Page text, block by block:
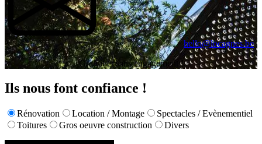
hello@locagnes.be
Gratuit et sans engagement !
Ils nous font confiance !
Rénovation Location / Montage
Spectacles / Evènementiel
Toitures
Gros oeuvre construction Divers